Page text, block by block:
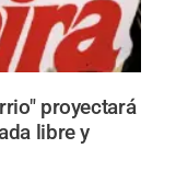
proyectará
libre y